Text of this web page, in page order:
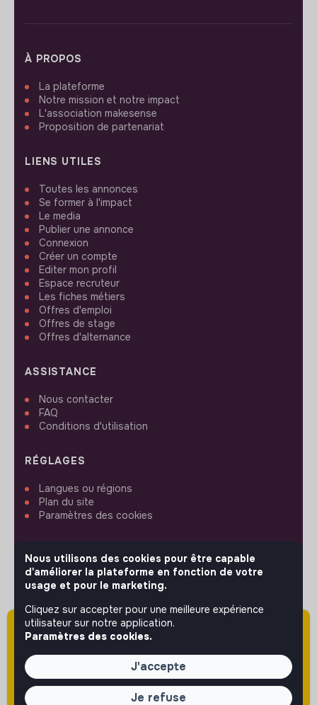
Attention cette annonce a été publiée il y a
plus de 60 jours (le 03/06/2026) et est sans
doute expirée ou non mise à jour.
À PROPOS
La plateforme
Notre mission et notre impact
L'association makesense
Proposition de partenariat
LIENS UTILES
Toutes les annonces
Se former à l'impact
Le media
Publier une annonce
Connexion
Créer un compte
Editer mon profil
Espace recruteur
Les fiches métiers
Offres d'emploi
Offres de stage
Offres d'alternance
ASSISTANCE
Nous contacter
FAQ
Conditions d'utilisation
RÉGLAGES
Langues ou régions
Plan du site
Paramètres des cookies
SUIVEZ-NOUS
© 2026 jobs that makesense.
Nous utilisons des cookies pour être capable
d'améliorer la plateforme en fonction de votre
usage et pour le marketing.
Cliquez sur accepter pour une meilleure expérience
utilisateur sur notre application.
Paramètres des cookies.
J'accepte
Je refuse